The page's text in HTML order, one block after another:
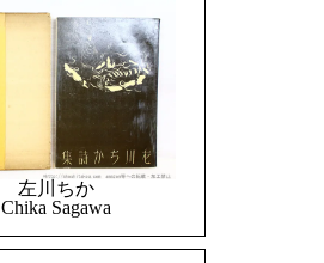
左川ちか
Chika Sagawa